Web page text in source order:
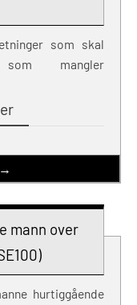
som skal
mangler
mann over
hurtiggående